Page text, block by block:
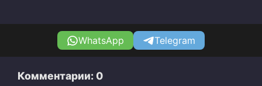
WhatsApp Telegram
Комментарии: 0